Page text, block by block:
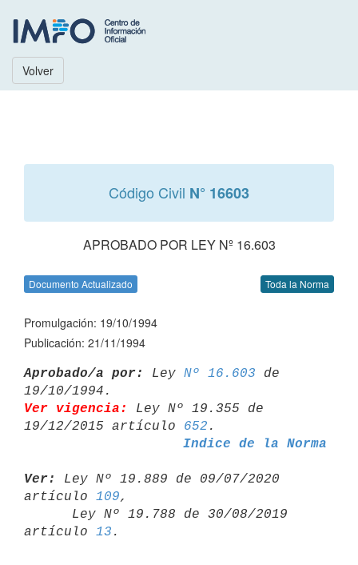
Volver
Código Civil N° 16603
APROBADO POR LEY Nº 16.603
Documento Actualizado Toda la Norma
Promulgación: 19/10/1994
Publicación: 21/11/1994
Aprobado/a por: Ley Nº 16.603 de
Ver vigencia:
Ley Nº 19.355 de
19/12/2015 artículo 652
Indice de la Norma
Ver:
Ley Nº 19.889 de 09/07/2020
artículo 109,
artículo 13